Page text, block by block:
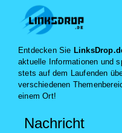
Entdecken Sie
aktuelle Informationen und
stets auf dem Laufenden
verschiedenen
einem Ort!
Nachricht